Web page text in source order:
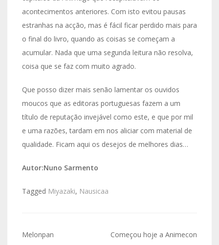
acontecimentos anteriores. Com isto evitou pausas
estranhas na acção, mas é fácil ficar perdido mais para
o final do livro, quando as coisas se começam a
acumular. Nada que uma segunda leitura não resolva,
coisa que se faz com muito agrado.
Que posso dizer mais senão lamentar os ouvidos
moucos que as editoras portuguesas fazem a um
título de reputação invejável como este, e que por mil
e uma razões, tardam em nos aliciar com material de
qualidade. Ficam aqui os desejos de melhores dias…
Autor:Nuno Sarmento
Tagged Miyazaki, Nausicaa
Navegação
Melonpan Começou hoje a Animecon